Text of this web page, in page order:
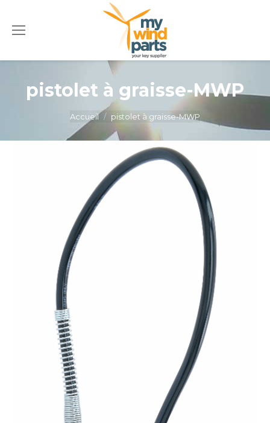
pistolet à graisse-MWP
Vous êtes ici :Accueil pistolet à graisse-MWP